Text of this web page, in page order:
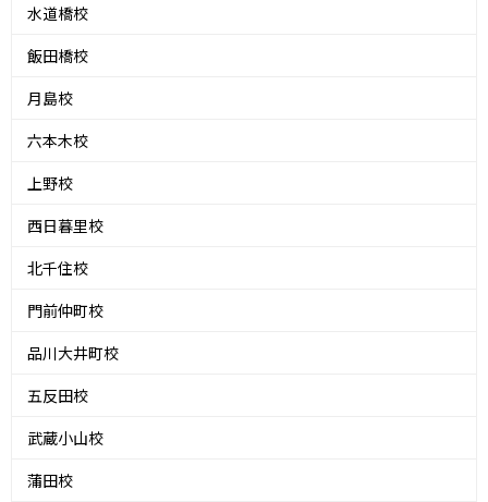
水道橋校
飯田橋校
月島校
六本木校
上野校
西日暮里校
北千住校
門前仲町校
品川大井町校
五反田校
武蔵小山校
蒲田校